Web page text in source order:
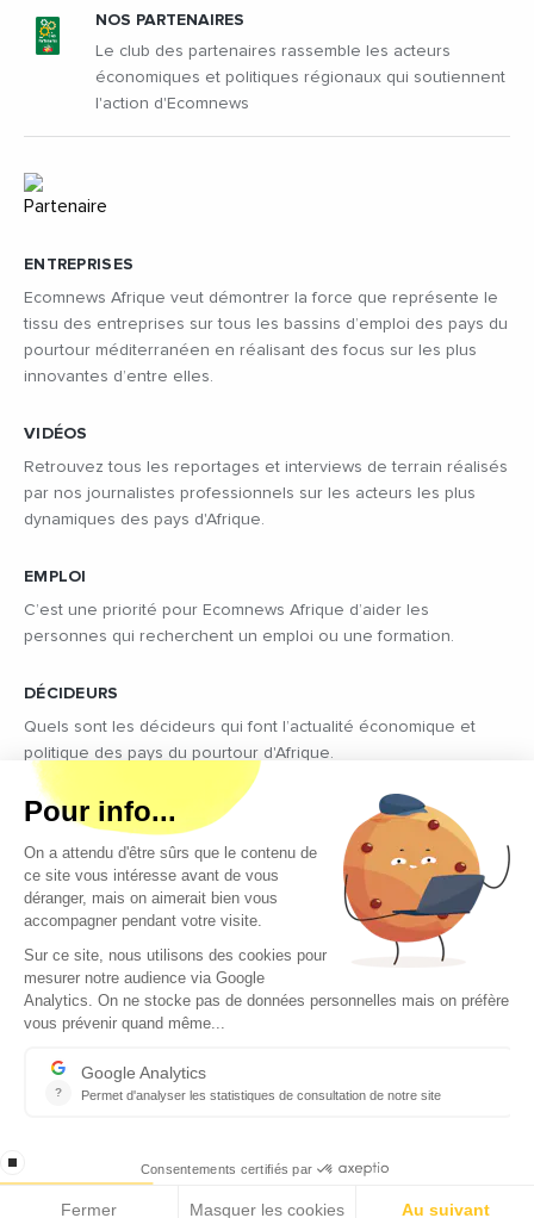
ENTREPRISES
Ecomnews Afrique veut démontrer la force que représente le
tissu des entreprises sur tous les bassins d’emploi des pays du
pourtour méditerranéen en réalisant des focus sur les plus
innovantes d’entre elles.
VIDÉOS
Retrouvez tous les reportages et interviews de terrain réalisés
par nos journalistes professionnels sur les acteurs les plus
dynamiques des pays d'Afrique.
EMPLOI
C’est une priorité pour Ecomnews Afrique d’aider les
personnes qui recherchent un emploi ou une formation.
DÉCIDEURS
Quels sont les décideurs qui font l’actualité économique et
politique des pays du pourtour d'Afrique.
NOS PARTENAIRES
Le club des partenaires rassemble les acteurs
économiques et politiques régionaux qui soutiennent
l'action d'Ecomnews
Copyright © 2026 - Tous droits réservés
Qui sommes-nous ?
Contact